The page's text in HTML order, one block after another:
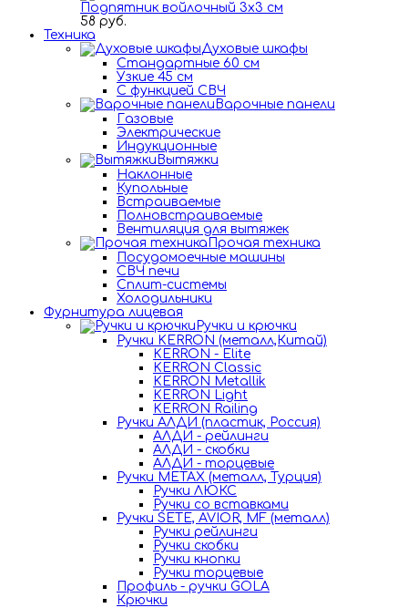
Подпятник войлочный 3х3 см
58 руб.
Техника
Духовые шкафы
Стандартные 60 см
Узкие 45 см
С функцией СВЧ
Варочные панели
Газовые
Электрические
Индукционные
Вытяжки
Наклонные
Купольные
Встраиваемые
Полновстраиваемые
Вентиляция для вытяжек
Прочая техника
Посудомоечные машины
СВЧ печи
Сплит-системы
Холодильники
Фурнитура лицевая
Ручки и крючки
Ручки KERRON (металл,Китай)
KERRON - Elite
KERRON Classic
KERRON Metallik
KERRON Light
KERRON Railing
Ручки АЛДИ (пластик, Россия)
АЛДИ - рейлинги
АЛДИ - скобки
АЛДИ - торцевые
Ручки METAX (металл, Турция)
Ручки ЛЮКС
Ручки со вставками
Ручки SETE, AVIOR, MF (металл)
Ручки рейлинги
Ручки скобки
Ручки кнопки
Ручки торцевые
Профиль - ручки GOLA
Крючки